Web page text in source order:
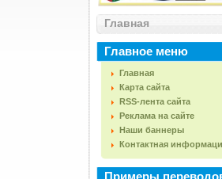
Главная
Главное меню
Главная
Карта сайта
RSS-лента сайта
Реклама на сайте
Наши баннеры
Контактная
Примеры